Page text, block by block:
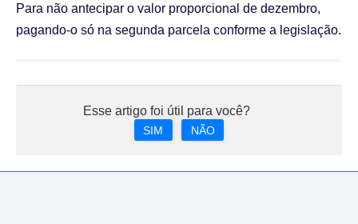
Para não antecipar o valor proporcional de dezembro,
pagando-o só na segunda parcela conforme a legislação.
Esse artigo foi útil para você?
SIM NÃO